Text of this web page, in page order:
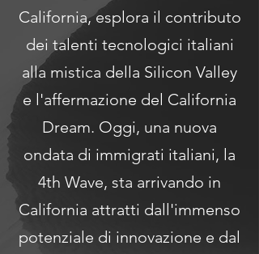
California, esplora il contributo
dei talenti tecnologici italiani
alla mistica della Silicon Valley
e l'affermazione del California
Dream. Oggi, una nuova
ondata di immigrati italiani, la
4th Wave, sta arrivando in
California attratti dall'immenso
potenziale di innovazione e dal